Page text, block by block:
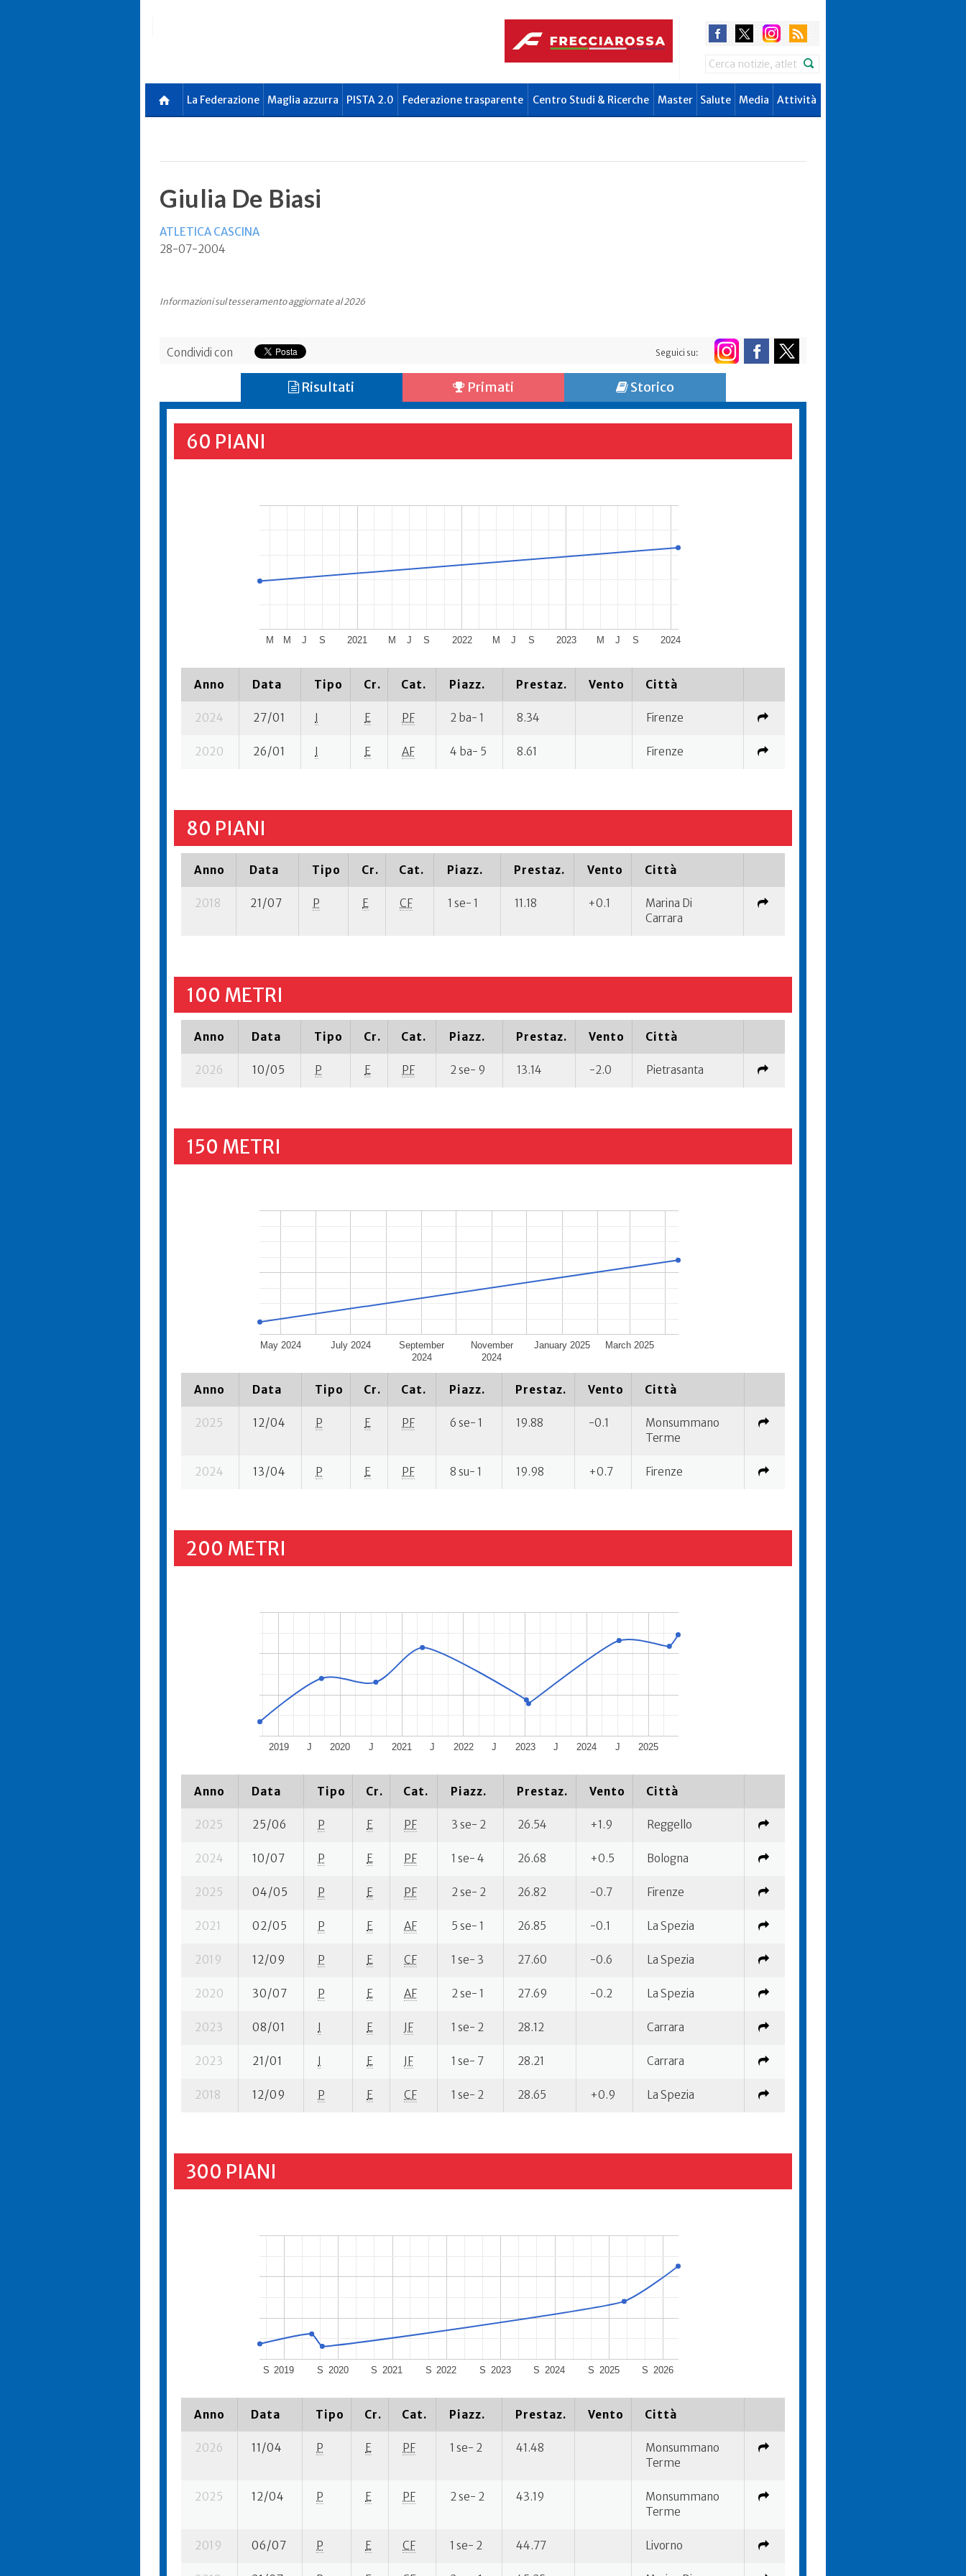
Search
La Federazione Maglia azzurra PISTA 2.0 Federazione trasparente Centro Studi & Ricerche Master Salute Media Attività
Giulia De Biasi
ATLETICA CASCINA
28-07-2004
Informazioni sul tesseramento aggiornate al 2026
Condividi con Seguici su:
Risultati Primati Storico
60 PIANI
2021 2022 2023 2024
M M J S M J S M J S M J S
Anno Data Tipo Cr. Cat. Piazz. Prestaz. Vento Città
2024 27/01 I E PF 2 ba- 1 8.34 Firenze
2020 26/01 I E AF 4 ba- 5 8.61 Firenze
80 PIANI
Anno Data Tipo Cr. Cat. Piazz. Prestaz. Vento Città
2018 21/07 P E CF 1 se- 1 11.18 +0.1
Marina Di
Carrara
100 METRI
Anno Data Tipo Cr. Cat. Piazz. Prestaz. Vento Città
2026 10/05 P E PF 2 se- 9 13.14 -2.0 Pietrasanta
150 METRI
May 2024 July 2024
September
2024
November
2024
January 2025 March 2025
Anno Data Tipo Cr. Cat. Piazz. Prestaz. Vento Città
2025 12/04 P E PF 6 se- 1 19.88 -0.1
Monsummano
Terme
2024 13/04 P E PF 8 su- 1 19.98 +0.7 Firenze
200 METRI
2019 2020 2021 2022 2023 2024 2025
J J J J J J
Anno Data Tipo Cr. Cat. Piazz. Prestaz. Vento Città
2025 25/06 P E PF 3 se- 2 26.54 +1.9 Reggello
2024 10/07 P E PF 1 se- 4 26.68 +0.5 Bologna
2025 04/05 P E PF 2 se- 2 26.82 -0.7 Firenze
2021 02/05 P E AF 5 se- 1 26.85 -0.1 La Spezia
2019 12/09 P E CF 1 se- 3 27.60 -0.6 La Spezia
2020 30/07 P E AF 2 se- 1 27.69 -0.2 La Spezia
2023 08/01 I E JF 1 se- 2 28.12 Carrara
2023 21/01 I E JF 1 se- 7 28.21 Carrara
2018 12/09 P E CF 1 se- 2 28.65 +0.9 La Spezia
300 PIANI
2019 2020 2021 2022 2023 2024 2025 2026
S S S S S S S S
Anno Data Tipo Cr. Cat. Piazz. Prestaz. Vento Città
2026 11/04 P E PF 1 se- 2 41.48
Monsummano
Terme
2025 12/04 P E PF 2 se- 2 43.19
Monsummano
Terme
2019 06/07 P E CF 1 se- 2 44.77 Livorno